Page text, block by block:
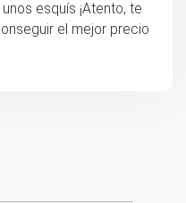
esquís ¡Atento, te
el mejor precio